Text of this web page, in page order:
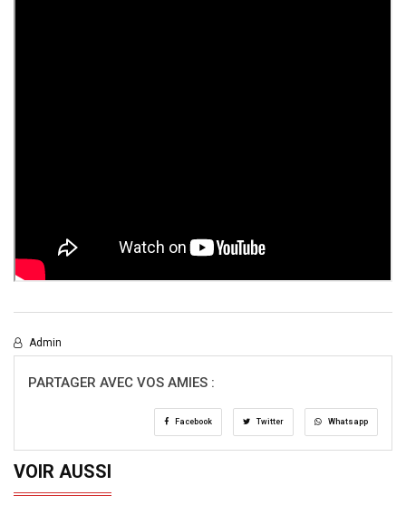
Admin
PARTAGER AVEC VOS AMIES :
Facebook Twitter Whatsapp
VOIR AUSSI